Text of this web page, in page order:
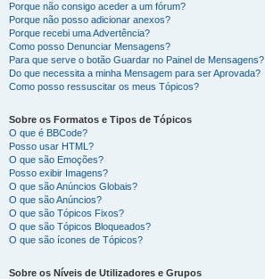
Porque não consigo aceder a um fórum?
Porque não posso adicionar anexos?
Porque recebi uma Advertência?
Como posso Denunciar Mensagens?
Para que serve o botão Guardar no Painel de Mensagens?
Do que necessita a minha Mensagem para ser Aprovada?
Como posso ressuscitar os meus Tópicos?
Sobre os Formatos e Tipos de Tópicos
O que é BBCode?
Posso usar HTML?
O que são Emoções?
Posso exibir Imagens?
O que são Anúncios Globais?
O que são Anúncios?
O que são Tópicos Fixos?
O que são Tópicos Bloqueados?
O que são ícones de Tópicos?
Sobre os Níveis de Utilizadores e Grupos